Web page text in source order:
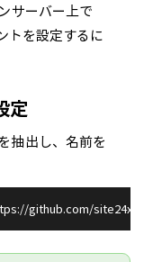
サーバー上で
トを設定するに
定
抽出し、名前を
github.com/